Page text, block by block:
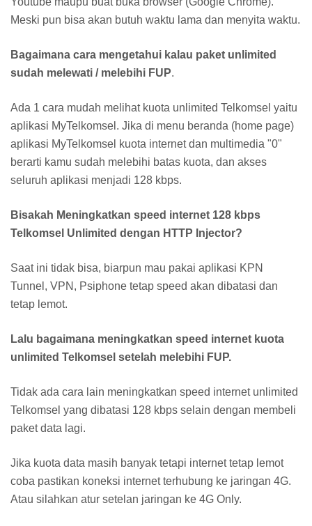
Meski pun bisa akan butuh waktu lama dan menyita waktu.
Bagaimana cara mengetahui kalau paket unlimited
sudah melewati / melebihi FUP.
Ada 1 cara mudah melihat kuota unlimited Telkomsel yaitu
aplikasi MyTelkomsel. Jika di menu beranda (home page)
aplikasi MyTelkomsel kuota internet dan multimedia "0"
berarti kamu sudah melebihi batas kuota, dan akses
seluruh aplikasi menjadi 128 kbps.
Bisakah Meningkatkan speed internet 128 kbps
Telkomsel Unlimited dengan HTTP Injector?
Saat ini tidak bisa, biarpun mau pakai aplikasi KPN
Tunnel, VPN, Psiphone tetap speed akan dibatasi dan
tetap lemot.
Lalu bagaimana meningkatkan speed internet kuota
unlimited Telkomsel setelah melebihi FUP.
Tidak ada cara lain meningkatkan speed internet unlimited
Telkomsel yang dibatasi 128 kbps selain dengan membeli
paket data lagi.
Jika kuota data masih banyak tetapi internet tetap lemot
coba pastikan koneksi internet terhubung ke jaringan 4G.
Atau silahkan atur setelan jaringan ke 4G Only.